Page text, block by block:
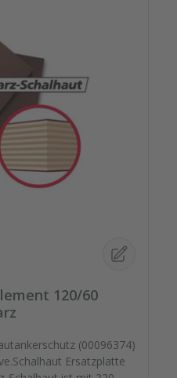
120/60
(00096374)
Ersatzplatte